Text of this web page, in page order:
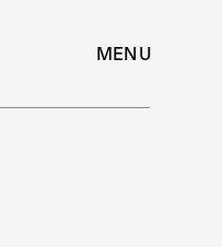
MENU